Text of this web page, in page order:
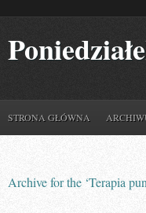
STRONA GŁÓWNA
Archive for the ‘Terapia